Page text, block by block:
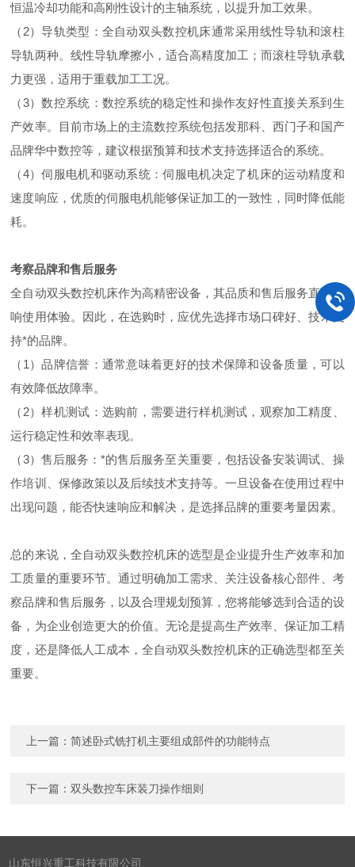
恒温冷却功能和高刚性设计的主轴系统，以提升加工效果。
（2）导轨类型：全自动双头数控机床通常采用线性导轨和滚柱
导轨两种。线性导轨摩擦小，适合高精度加工；而滚柱导轨承载
力更强，适用于重载加工工况。
（3）数控系统：数控系统的稳定性和操作友好性直接关系到生
产效率。目前市场上的主流数控系统包括发那科、西门子和国产
品牌华中数控等，建议根据预算和技术支持选择适合的系统。
（4）伺服电机和驱动系统：伺服电机决定了机床的运动精度和
速度响应，优质的伺服电机能够保证加工的一致性，同时降低能
耗。
考察品牌和售后服务
全自动双头数控机床作为高精密设备，其品质和售后服务直接影
响使用体验。因此，在选购时，应优先选择市场口碑好、技术支
持*的品牌。
（1）品牌信誉：通常意味着更好的技术保障和设备质量，可以
有效降低故障率。
（2）样机测试：选购前，需要进行样机测试，观察加工精度、
运行稳定性和效率表现。
（3）售后服务：*的售后服务至关重要，包括设备安装调试、操
作培训、保修政策以及后续技术支持等。一旦设备在使用过程中
出现问题，能否快速响应和解决，是选择品牌的重要考量因素。
总的来说，全自动双头数控机床的选型是企业提升生产效率和加
工质量的重要环节。通过明确加工需求、关注设备核心部件、考
察品牌和售后服务，以及合理规划预算，您将能够选到合适的设
备，为企业创造更大的价值。无论是提高生产效率、保证加工精
度，还是降低人工成本，全自动双头数控机床的正确选型都至关
重要。
上一篇：简述卧式铣打机主要组成部件的功能特点
下一篇：双头数控车床装刀操作细则
山东恒兴重工科技有限公司